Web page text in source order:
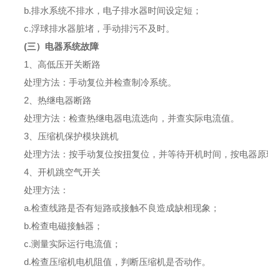
b.排水系统不排水，电子排水器时间设定短；
c.浮球排水器脏堵，手动排污不及时。
(三）电器系统故障
1、高低压开关断路
处理方法：手动复位并检查制冷系统。
2、热继电器断路
处理方法：检查热继电器电流选向，并查实际电流值。
3、压缩机保护模块跳机
处理方法：按手动复位按扭复位，并等待开机时间，按电器
4、开机跳空气开关
处理方法：
a.检查线路是否有短路或接触不良造成缺相现象；
b.检查电磁接触器；
c.测量实际运行电流值；
d.检查压缩机电机阻值，判断压缩机是否动作。